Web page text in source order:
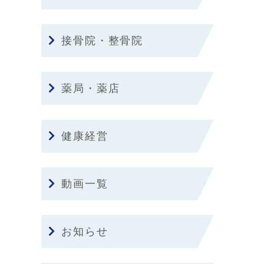
接骨院・整骨院
薬局・薬店
健康経営
動画一覧
お知らせ